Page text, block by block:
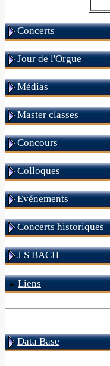
Concerts
Jour de l'Orgue
Médias
Master classes
Concours
Colloques
Evénements
Concerts historiques
J S BACH
Liens
Data Base